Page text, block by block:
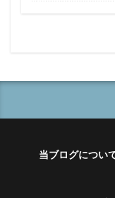
当ブログについ